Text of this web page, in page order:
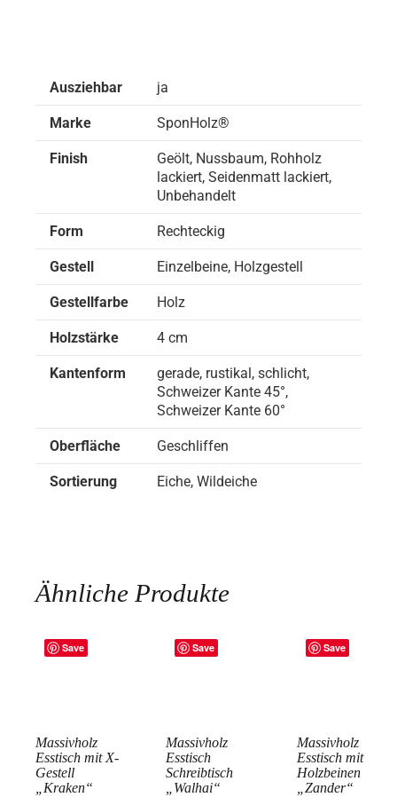
Ausziehbar ja
Marke SponHolz®
Finish
Geölt, Nussbaum, Rohholz
lackiert, Seidenmatt lackiert,
Unbehandelt
Form Rechteckig
Gestell Einzelbeine, Holzgestell
Gestellfarbe Holz
Holzstärke 4 cm
Kantenform
gerade, rustikal, schlicht,
Schweizer Kante 45°,
Schweizer Kante 60°
Oberfläche Geschliffen
Sortierung Eiche, Wildeiche
Ähnliche Produkte
Save
Massivholz
Esstisch mit X-
Gestell
„Kraken“
Save
Massivholz
Esstisch
Schreibtisch
„Walhai“
Save
Massivholz
Esstisch mit
Holzbeinen
„Zander“